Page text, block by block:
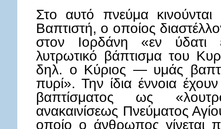
Στο αυτό πνεύμα
Βαπτιστή, ο οποίος
στον Ιορδάνη «εν ύδατι
λυτρωτικό βάπτισμα του
δηλ. ο Κύριος — υμάς
πυρί». Την ίδια έννοια
βαπτίσματος ως
ανακαινίσεως Πνεύματος
οποίο ο άνθρωπος γίνεται